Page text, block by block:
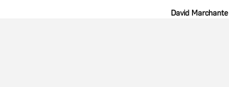
David Marchante